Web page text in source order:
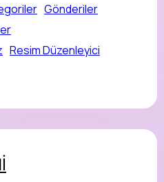
Gönderiler
Resim Düzenleyici